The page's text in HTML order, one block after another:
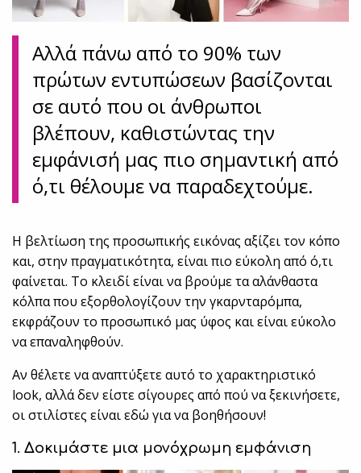
Αλλά πάνω από το 90% των
πρώτων εντυπώσεων βασίζονται
σε αυτό που οι άνθρωποι
βλέπουν, καθιστώντας την
εμφάνισή μας πιο σημαντική από
ό,τι θέλουμε να παραδεχτούμε.
Η βελτίωση της προσωπικής εικόνας αξίζει τον κόπο
και, στην πραγματικότητα, είναι πιο εύκολη από ό,τι
φαίνεται. Το κλειδί είναι να βρούμε τα αλάνθαστα
κόλπα που εξορθολογίζουν την γκαρνταρόμπα,
εκφράζουν το προσωπικό μας ύφος και είναι εύκολο
να επαναληφθούν.
Αν θέλετε να αναπτύξετε αυτό το χαρακτηριστικό
look, αλλά δεν είστε σίγουρες από πού να ξεκινήσετε,
οι στιλίστες είναι εδώ για να βοηθήσουν!
1. Δοκιμάστε μια μονόχρωμη εμφάνιση